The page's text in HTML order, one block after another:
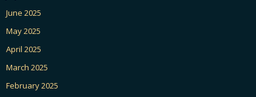
June 2025
May 2025
April 2025
March 2025
February 2025